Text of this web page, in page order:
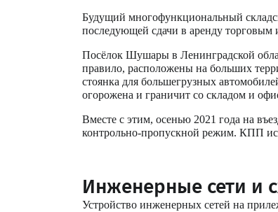
Будущий многофункциональный
последующей сдачи в аренду торговым
Посёлок Шушары в Ленинградской
правило, расположены на больших
стоянка для большегрузных
огорожена и граничит со складом и
Вместе с этим, осенью 2021 года на
контрольно-пропускной режим. КПП
Инженерные сети и
Устройство инженерных сетей на